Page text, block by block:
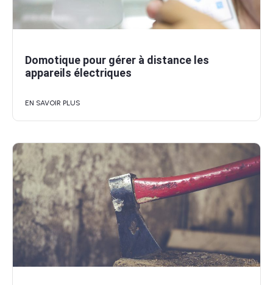
Domotique pour gérer à distance les
appareils électriques
EN SAVOIR PLUS